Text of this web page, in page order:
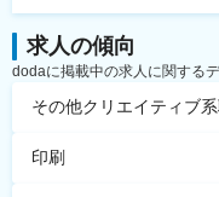
求人の傾向
dodaに掲載中の求人に関する
その他クリエイティブ
印刷